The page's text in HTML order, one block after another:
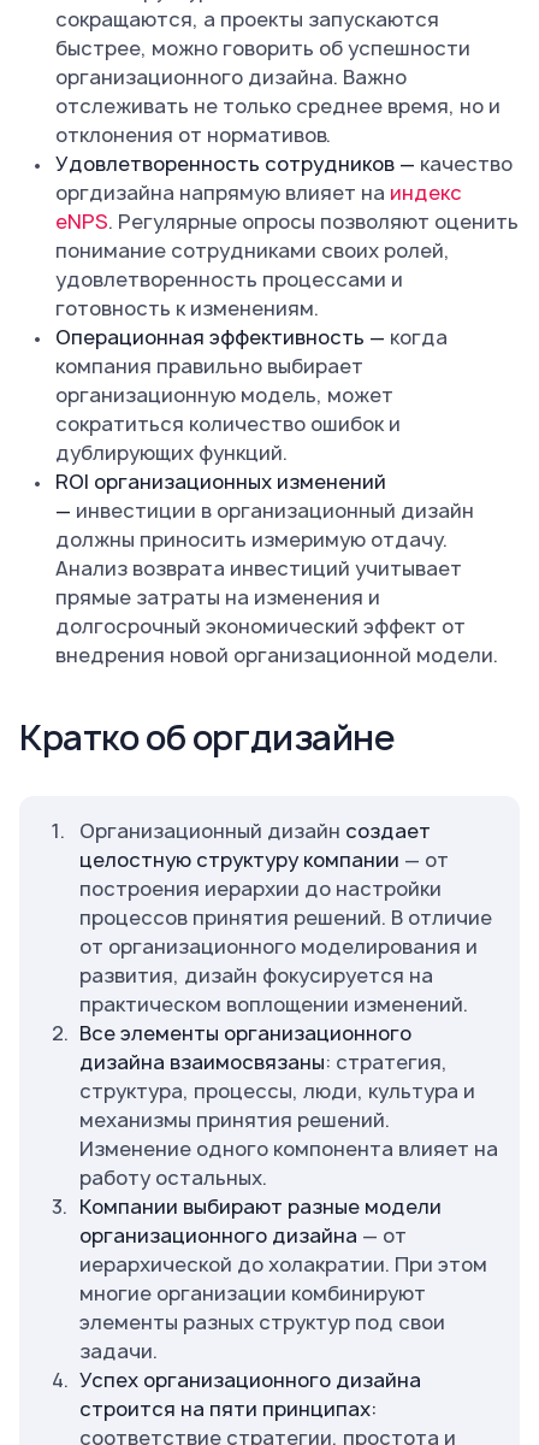
сокращаются, а проекты запускаются
быстрее, можно говорить об успешности
организационного дизайна. Важно
отслеживать не только среднее время, но и
отклонения от нормативов.
Удовлетворенность сотрудников — качество
оргдизайна напрямую влияет на индекс
eNPS. Регулярные опросы позволяют оценить
понимание сотрудниками своих ролей,
удовлетворенность процессами и
готовность к изменениям.
Операционная эффективность — когда
компания правильно выбирает
организационную модель, может
сократиться количество ошибок и
дублирующих функций.
ROI организационных изменений
— инвестиции в организационный дизайн
должны приносить измеримую отдачу.
Анализ возврата инвестиций учитывает
прямые затраты на изменения и
долгосрочный экономический эффект от
внедрения новой организационной модели.
Кратко об оргдизайне
Организационный дизайн создает
целостную структуру компании — от
построения иерархии до настройки
процессов принятия решений. В отличие
от организационного моделирования и
развития, дизайн фокусируется на
практическом воплощении изменений.
Все элементы организационного
дизайна взаимосвязаны: стратегия,
структура, процессы, люди, культура и
механизмы принятия решений.
Изменение одного компонента влияет на
работу остальных.
Компании выбирают разные модели
организационного дизайна — от
иерархической до холакратии. При этом
многие организации комбинируют
элементы разных структур под свои
задачи.
Успех организационного дизайна
строится на пяти принципах:
соответствие стратегии, простота и